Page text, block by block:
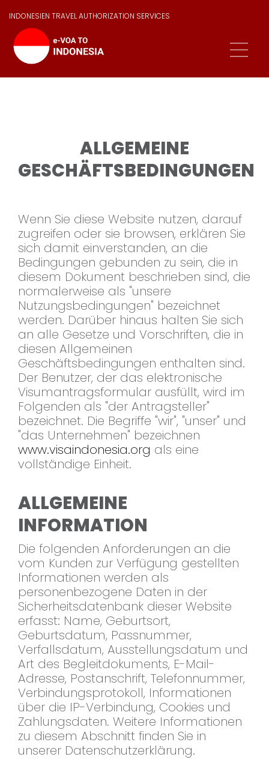
INDONESIEN TRAVEL AUTHORIZATION SERVICES
ALLGEMEINE
GESCHÄFTSBEDINGUNGEN
Wenn Sie diese Website nutzen, darauf
zugreifen oder sie browsen, erklären Sie
sich damit einverstanden, an die
Bedingungen gebunden zu sein, die in
diesem Dokument beschrieben sind, die
normalerweise als "unsere
Nutzungsbedingungen" bezeichnet
werden. Darüber hinaus halten Sie sich
an alle Gesetze und Vorschriften, die in
diesen Allgemeinen
Geschäftsbedingungen enthalten sind.
Der Benutzer, der das elektronische
Visumantragsformular ausfüllt, wird im
Folgenden als "der Antragsteller"
bezeichnet. Die Begriffe "wir", "unser" und
"das Unternehmen" bezeichnen
www.visaindonesia.org als eine
vollständige Einheit.
ALLGEMEINE
INFORMATION
Die folgenden Anforderungen an die
vom Kunden zur Verfügung gestellten
Informationen werden als
personenbezogene Daten in der
Sicherheitsdatenbank dieser Website
erfasst: Name, Geburtsort,
Geburtsdatum, Passnummer,
Verfallsdatum, Ausstellungsdatum und
Art des Begleitdokuments, E-Mail-
Adresse, Postanschrift, Telefonnummer,
Verbindungsprotokoll, Informationen
über die IP-Verbindung, Cookies und
Zahlungsdaten. Weitere Informationen
zu diesem Abschnitt finden Sie in
unserer Datenschutzerklärung.